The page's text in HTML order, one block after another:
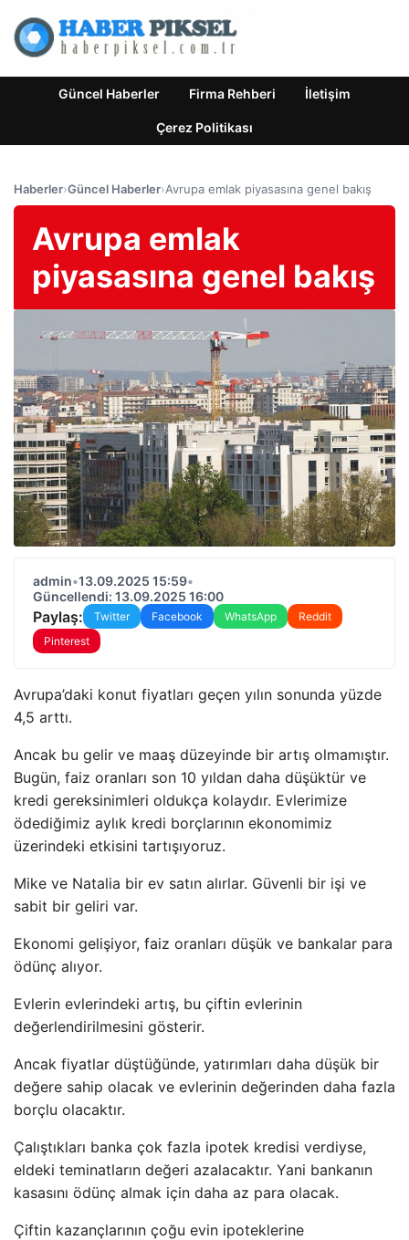
Güncel Haberler Firma Rehberi İletişim
Çerez Politikası
Haberler›Güncel Haberler›Avrupa emlak piyasasına genel bakış
Avrupa emlak
piyasasına genel bakış
admin•13.09.2025 15:59•
Güncellendi: 13.09.2025 16:00
Paylaş: Twitter Facebook WhatsApp
Reddit
Pinterest
Avrupa’daki konut fiyatları geçen yılın sonunda yüzde
4,5 arttı.
Ancak bu gelir ve maaş düzeyinde bir artış olmamıştır.
Bugün, faiz oranları son 10 yıldan daha düşüktür ve
kredi gereksinimleri oldukça kolaydır. Evlerimize
ödediğimiz aylık kredi borçlarının ekonomimiz
üzerindeki etkisini tartışıyoruz.
Mike ve Natalia bir ev satın alırlar. Güvenli bir işi ve
sabit bir geliri var.
Ekonomi gelişiyor, faiz oranları düşük ve bankalar para
ödünç alıyor.
Evlerin evlerindeki artış, bu çiftin evlerinin
değerlendirilmesini gösterir.
Ancak fiyatlar düştüğünde, yatırımları daha düşük bir
değere sahip olacak ve evlerinin değerinden daha fazla
borçlu olacaktır.
Çalıştıkları banka çok fazla ipotek kredisi verdiyse,
eldeki teminatların değeri azalacaktır. Yani bankanın
kasasını ödünç almak için daha az para olacak.
Çiftin kazançlarının çoğu evin ipoteklerine